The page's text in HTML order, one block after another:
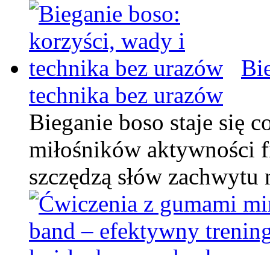
technika bez urazów
Bieganie boso staje się
miłośników aktywności
szczędzą słów